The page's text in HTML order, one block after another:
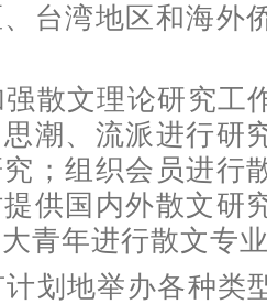
台湾地区和海外
强散文理论研究
潮、流派进行研
；组织会员进行
供国内外散文研
青年进行散文专
计划地举办各种